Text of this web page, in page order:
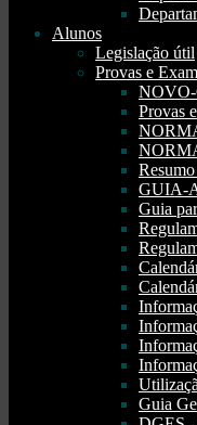
Alunos
Legislação útil
Provas e
NOVO-
Provas
GUIA-
Guia
Guia